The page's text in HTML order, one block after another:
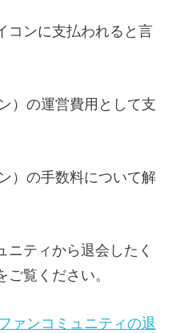
コンに支払われると言
）の運営費用として支
）の手数料について解
ニティから退会したく
覧ください。
ァンコミュニティの退